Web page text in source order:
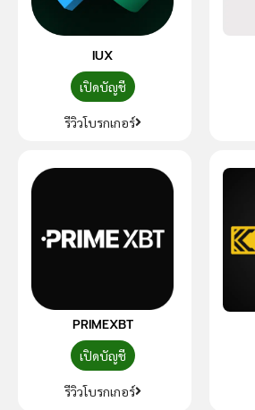
IUX
เปิดบัญชี
รีวิวโบรกเกอร์
PRIMEXBT
เปิดบัญชี
รีวิวโบรกเกอร์